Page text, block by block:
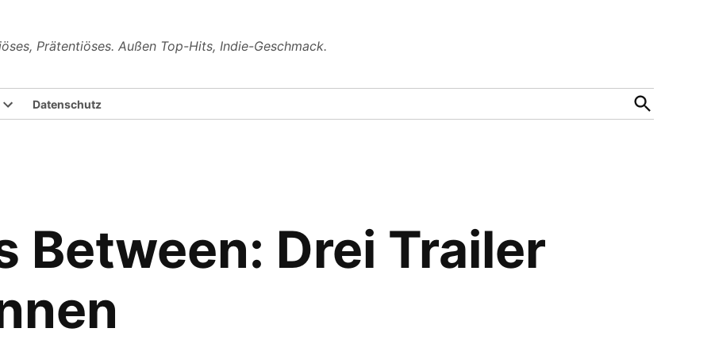
Prätentiöses. Außen Top-Hits, Indie-Geschmack.
Datenschutz
Open
Search
Between: Drei Trailer